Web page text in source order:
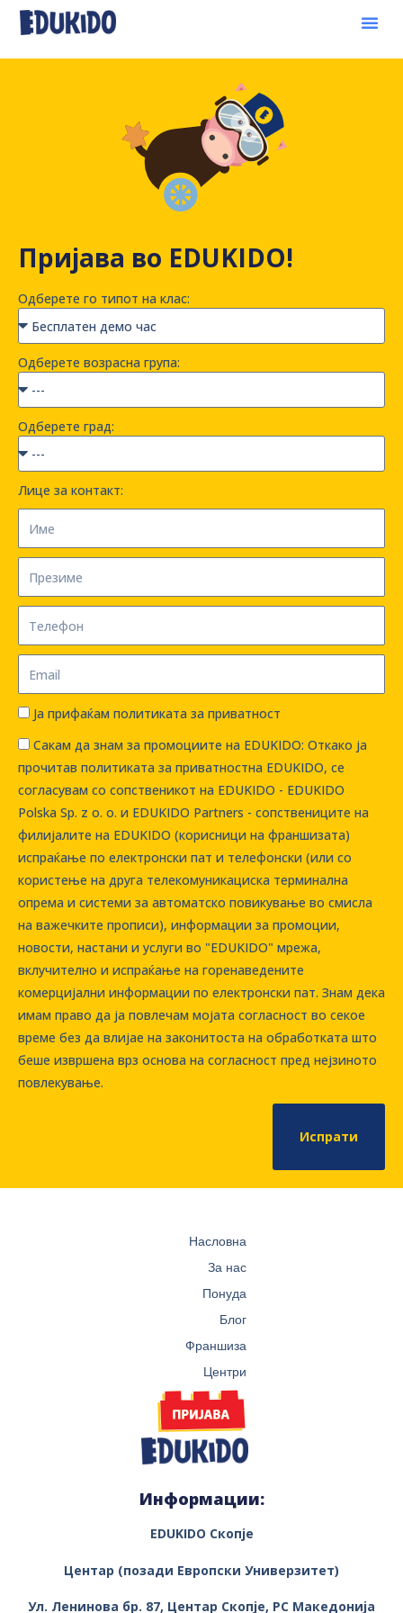
Пријава во EDUKIDO!
Одберете го типот на клас:
Одберете возрасна група:
Одберете град:
Лице за контакт:
Ја прифаќам политиката за приватност
Сакам да знам за промоциите на EDUKIDO: Откако ја
прочитав политиката за приватностна EDUKIDO, се
согласувам со сопственикот на EDUKIDO - EDUKIDO
Polska Sp. z o. о. и EDUKIDO Partners - сопствениците на
филијалите на EDUKIDO (корисници на франшизата)
испраќање по електронски пат и телефонски (или со
користење на друга телекомуникациска терминална
опрема и системи за автоматско повикување во смисла
на важечките прописи), информации за промоции,
новости, настани и услуги во "EDUKIDO" мрежа,
вклучително и испраќање на горенаведените
комерцијални информации по електронски пат. Знам дека
имам право да ја повлечам мојата согласност во секое
време без да влијае на законитоста на обработката што
беше извршена врз основа на согласност пред нејзиното
повлекување.
Испрати
Информации:
EDUKIDO Скопје
Центар (позади Европски Универзитет)
Ул. Ленинова бр. 87, Центар Скопје, РС Македонија
Насловна
За нас
Понуда
Блог
Франшиза
Центри